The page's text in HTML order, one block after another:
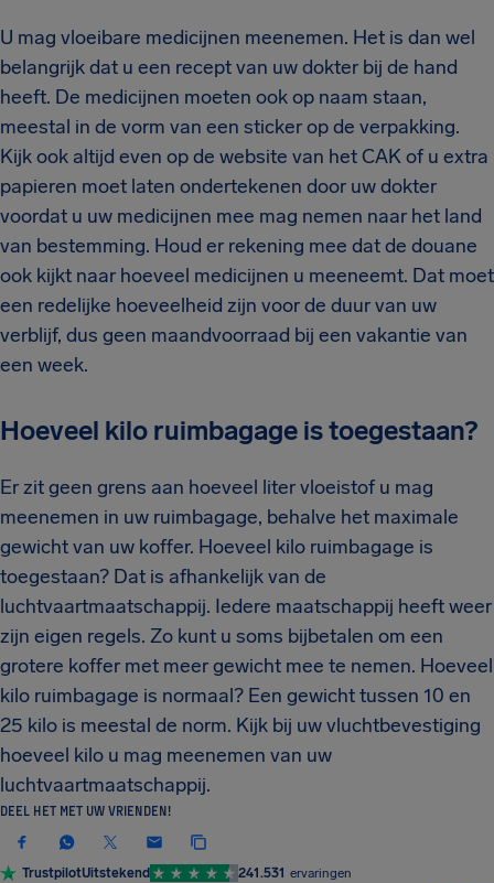
U mag vloeibare medicijnen meenemen. Het is dan wel
belangrijk dat u een recept van uw dokter bij de hand
heeft. De medicijnen moeten ook op naam staan,
meestal in de vorm van een sticker op de verpakking.
Kijk ook altijd even op de website van het CAK of u extra
papieren moet laten ondertekenen door uw dokter
voordat u uw medicijnen mee mag nemen naar het land
van bestemming. Houd er rekening mee dat de douane
ook kijkt naar hoeveel medicijnen u meeneemt. Dat moet
een redelijke hoeveelheid zijn voor de duur van uw
verblijf, dus geen maandvoorraad bij een vakantie van
een week.
Hoeveel kilo ruimbagage is toegestaan?
Er zit geen grens aan hoeveel liter vloeistof u mag
meenemen in uw ruimbagage, behalve het maximale
gewicht van uw koffer. Hoeveel kilo ruimbagage is
toegestaan? Dat is afhankelijk van de
luchtvaartmaatschappij. Iedere maatschappij heeft weer
zijn eigen regels. Zo kunt u soms bijbetalen om een
grotere koffer met meer gewicht mee te nemen. Hoeveel
kilo ruimbagage is normaal? Een gewicht tussen 10 en
25 kilo is meestal de norm. Kijk bij uw vluchtbevestiging
hoeveel kilo u mag meenemen van uw
luchtvaartmaatschappij.
DEEL HET MET UW VRIENDEN!
TrustpilotUitstekend 241.531 ervaringen